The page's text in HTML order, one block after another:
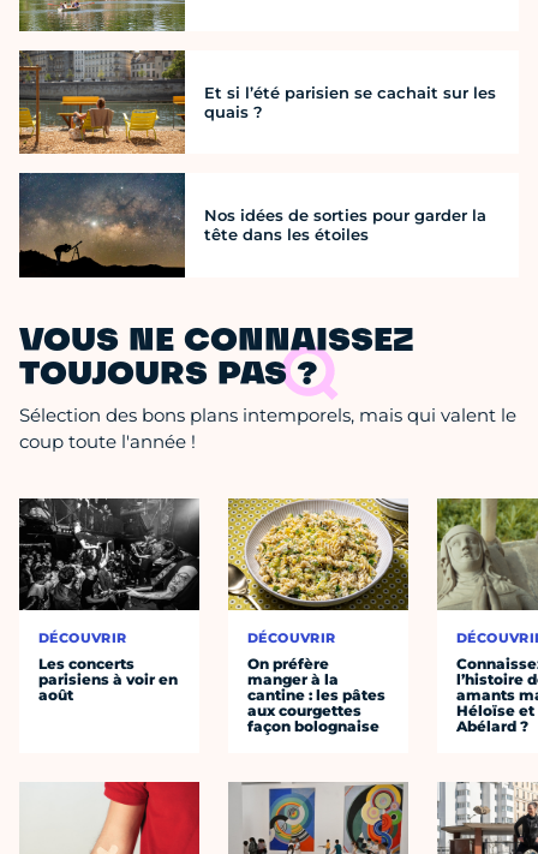
Et si l’été parisien se cachait sur les
quais ?
Nos idées de sorties pour garder la
tête dans les étoiles
VOUS NE CONNAISSEZ
TOUJOURS PAS ?
Sélection des bons plans intemporels, mais qui valent le
coup toute l'année !
DÉCOUVRIR
Les concerts
parisiens à voir en
août
DÉCOUVRIR
On préfère
manger à la
cantine : les pâtes
aux courgettes
façon bolognaise
l’histoire
amants
Héloïse et
Abélard ?